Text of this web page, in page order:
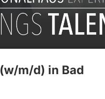
m/d) in Bad